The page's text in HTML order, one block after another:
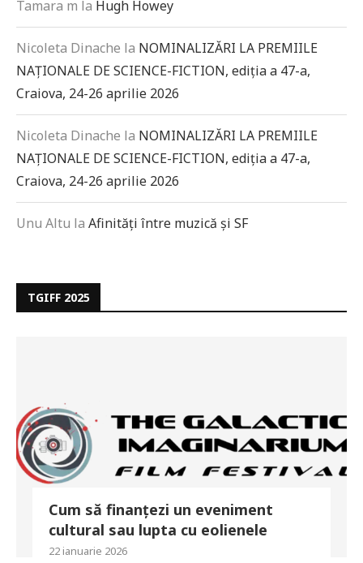
Tamara m la Hugh Howey
Nicoleta Dinache la NOMINALIZĂRI LA PREMIILE
NAȚIONALE DE SCIENCE-FICTION, ediția a 47-a,
Craiova, 24-26 aprilie 2026
Nicoleta Dinache la NOMINALIZĂRI LA PREMIILE
NAȚIONALE DE SCIENCE-FICTION, ediția a 47-a,
Craiova, 24-26 aprilie 2026
Unu Altu la Afinități între muzică și SF
TGIFF 2025
Cum să finanțezi un eveniment
cultural sau lupta cu eolienele
22 ianuarie 2026